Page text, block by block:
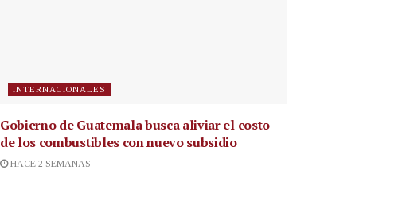
INTERNACIONALES
Gobierno de Guatemala busca aliviar el costo
de los combustibles con nuevo subsidio
HACE 2 SEMANAS